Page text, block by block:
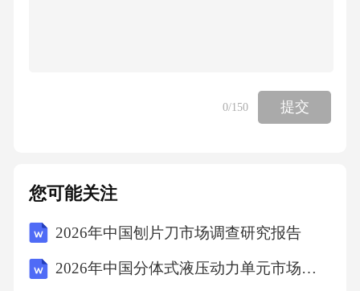
0/150 提交
您可能关注
2026年中国刨片刀市场调查研究报告
2026年中国分体式液压动力单元市场调查研究报告